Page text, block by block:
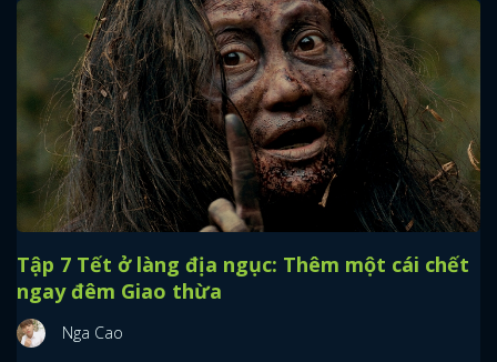
Tập 7 Tết ở làng địa ngục: Thêm một cái chết
ngay đêm Giao thừa
Nga Cao